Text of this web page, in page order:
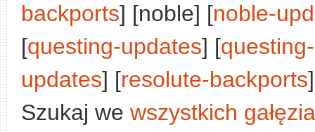
backports] [noble] [noble-
[questing-updates] [
updates] [resolute-backports
Szukaj we wszystkich